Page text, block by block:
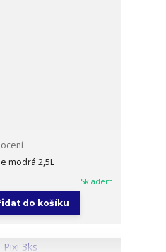
modrá 2,5L
Skladem
do košíku